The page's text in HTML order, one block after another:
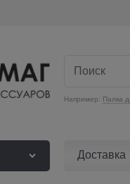
Например: Палка
Доставка